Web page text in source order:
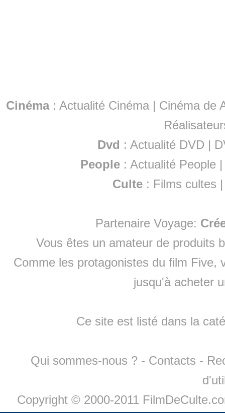
Cinéma: Actualité Cinéma | Cinéma de
Dvd : Actualité DVD |
People :Actualité People
Culte : Films cultes
Partenaire Voyage:
Vous êtes un amateur de produits
Comme les protagonistes du film Five,
jusqu'à acheter
Ce site est listé dans la
Qui sommes-nous ? - Contacts -
Copyright © 2000-2011